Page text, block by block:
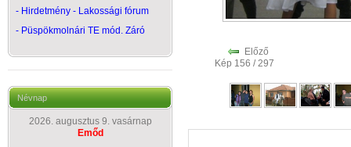
- Hirdetmény - Lakossági fórum
- Püspökmolnári TE mód. Záró
Névnap
2026. augusztus 9. vasárnap
Emőd
Előző
Kép 156 / 297